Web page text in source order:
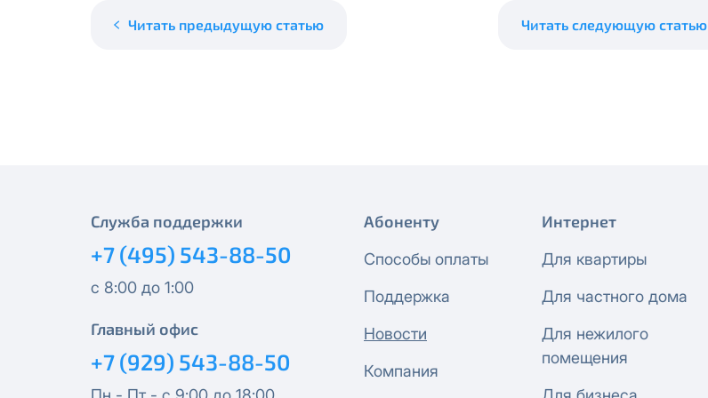
Читать предыдущую статью Читать следующую статью
Служба поддержки
+7 (495) 543-88-50
с 8:00 до 1:00
Главный офис
+7 (929) 543-88-50
Абоненту
Способы оплаты
Поддержка
Новости
Компания
Интернет
Для квартиры
Для частного дома
Для нежилого
помещения
МойДом300
IP-адрес будет прекращено без дополнительного уведомления.